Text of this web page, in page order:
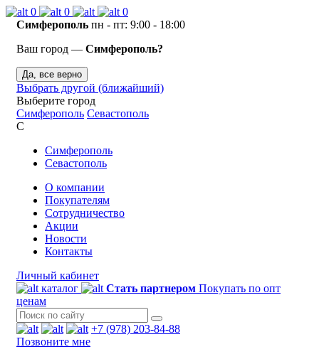
0 0
0
Симферополь пн - пт: 9:00 - 18:00
Ваш город — Симферополь?
Да, все верно
Выбрать другой (ближайший)
Выберите город
Симферополь Севастополь
С
Симферополь
Севастополь
О компании
Покупателям
Сотрудничество
Акции
Новости
Контакты
Личный кабинет
каталог
Стать партнером Покупать по опт
ценам
+7 (978) 203-84-88
Позвоните мне